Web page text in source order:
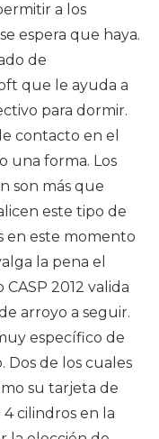
a los
espera que haya.
de
que le ayuda a
para dormir.
contacto en el
una forma. Los
son más que
este tipo de
en este momento
la pena el
2012 valida
arroyo a seguir.
específico de
Dos de los cuales
su tarjeta de
cilindros en la